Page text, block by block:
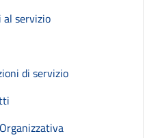
al servizio
di servizio